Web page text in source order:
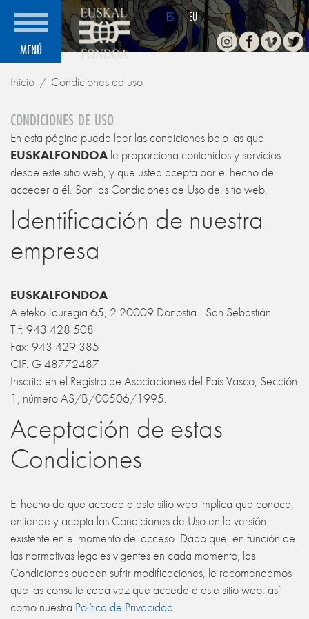
MENÚ
ES / EU
InstagramFacebook
Vimeo
Inicio Condiciones de uso
CONDICIONES DE USO
En esta página puede leer las condiciones bajo las que
EUSKALFONDOA le proporciona contenidos y servicios
desde este sitio web, y que usted acepta por el hecho de
acceder a él. Son las Condiciones de Uso del sitio web.
Identificación de nuestra
empresa
EUSKALFONDOA
Aieteko Jauregia 65, 2 20009 Donostia - San Sebastián
Tlf: 943 428 508
Fax: 943 429 385
CIF: G 48772487
Inscrita en el Registro de Asociaciones del País Vasco, Sección
1, número AS/B/00506/1995.
Aceptación de estas
Condiciones
El hecho de que acceda a este sitio web implica que conoce,
entiende y acepta las Condiciones de Uso en la versión
existente en el momento del acceso. Dado que, en función de
las normativas legales vigentes en cada momento, las
Condiciones pueden sufrir modificaciones, le recomendamos
que las consulte cada vez que acceda a este sitio web, así
como nuestra Política de Privacidad.